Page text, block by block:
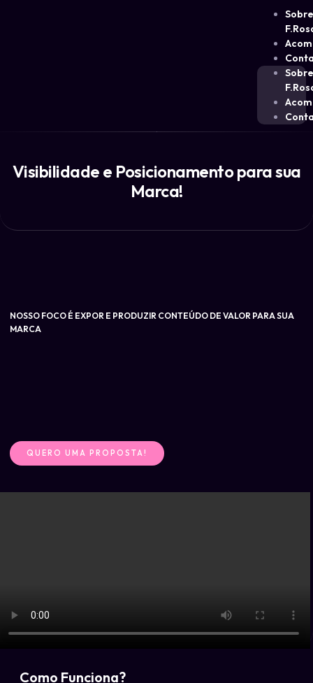
Visibilidade e Posicionamento para sua
Marca!
NOSSO FOCO É EXPOR E PRODUZIR CONTEÚDO DE VALOR PARA SUA
MARCA
QUERO UMA PROPOSTA!
Como Funciona?